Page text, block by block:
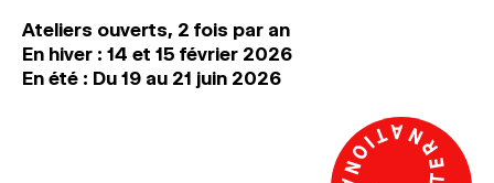
Ateliers ouverts, 2 fois par an
En hiver : 14 et 15 février 2026
En été : Du 19 au 21 juin 2026